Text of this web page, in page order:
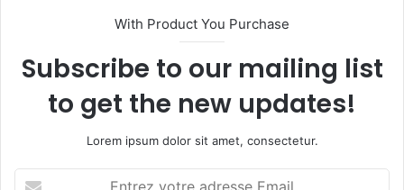
With Product You Purchase
Subscribe to our mailing list
to get the new updates!
Lorem ipsum dolor sit amet, consectetur.